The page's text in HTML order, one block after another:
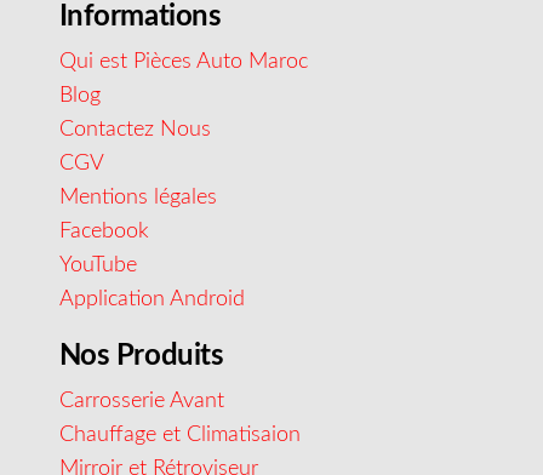
Informations
Qui est Pièces Auto Maroc
Blog
Contactez Nous
CGV
Mentions légales
Facebook
YouTube
Application Android
Nos Produits
Carrosserie Avant
Chauffage et Climatisaion
Mirroir et Rétroviseur